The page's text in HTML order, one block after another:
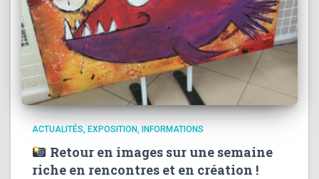
ACTUALITÉS EXPOSITION INFORMATIONS
Retour en images sur une semaine
riche en rencontres et en création !